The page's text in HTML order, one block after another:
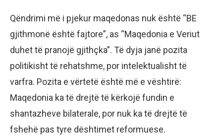
Qëndrimi më i pjekur maqedonas nuk është “BE
gjithmonë është fajtore”, as “Maqedonia e Veriut
duhet të pranojë gjithçka”. Të dyja janë pozita
politikisht të rehatshme, por intelektualisht të
varfra. Pozita e vërtetë është më e vështirë:
Maqedonia ka të drejtë të kërkojë fundin e
shantazheve bilaterale, por nuk ka të drejtë të
fshehë pas tyre dështimet reformuese.